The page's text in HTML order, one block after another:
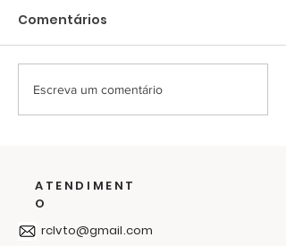
Últimos dias para
ajudar na campanha
Comentários
Escreva um comentário
ATENDIMENT
O
rclvto@gmail.com